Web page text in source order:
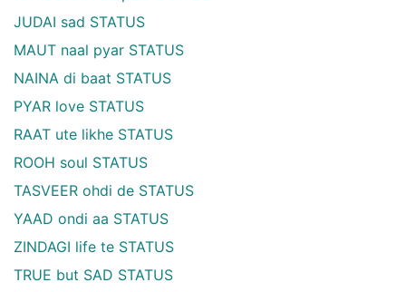
JUDAI sad STATUS
MAUT naal pyar STATUS
NAINA di baat STATUS
PYAR love STATUS
RAAT ute likhe STATUS
ROOH soul STATUS
TASVEER ohdi de STATUS
YAAD ondi aa STATUS
ZINDAGI life te STATUS
TRUE but SAD STATUS